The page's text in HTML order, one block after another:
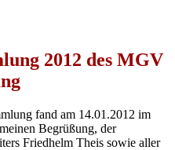
2012 des MGV
fand am 14.01.2012 im
Begrüßung, der
Friedhelm Theis sowie aller